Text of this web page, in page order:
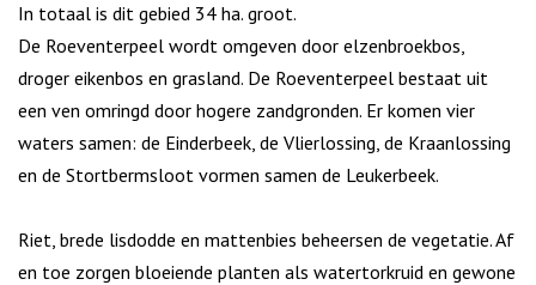
In totaal is dit gebied 34 ha. groot.
De Roeventerpeel wordt omgeven door elzenbroekbos,
droger eikenbos en grasland. De Roeventerpeel bestaat uit
een ven omringd door hogere zandgronden. Er komen vier
waters samen: de Einderbeek, de Vlierlossing, de Kraanlossing
en de Stortbermsloot vormen samen de Leukerbeek.
Riet, brede lisdodde en mattenbies beheersen de vegetatie. Af
en toe zorgen bloeiende planten als watertorkruid en gewone